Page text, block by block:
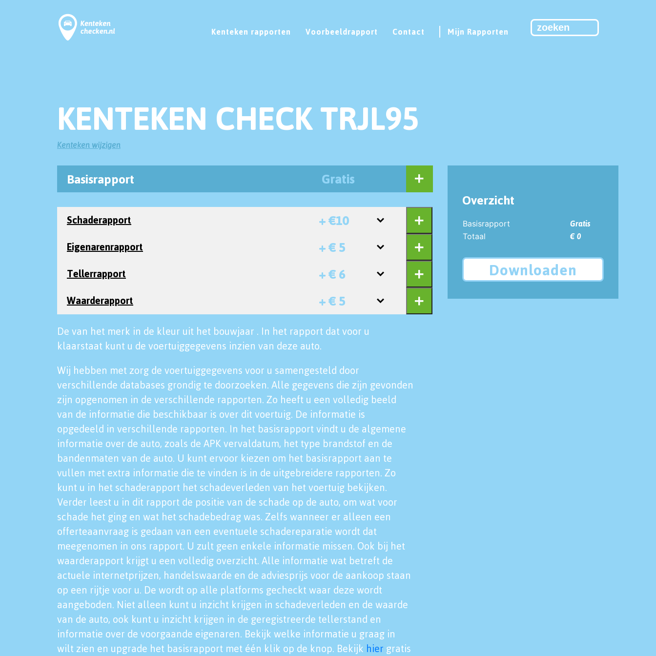
Kenteken rapporten Voorbeeldrapport Contact Mijn Rapporten
KENTEKEN CHECK TRJL95
Kenteken wijzigen
Basisrapport Gratis
Schaderapport + €10
Eigenarenrapport + € 5
Tellerrapport + € 6
Waarderapport + € 5
De van het merk in de kleur uit het bouwjaar . In het rapport dat voor u
klaarstaat kunt u de voertuiggegevens inzien van deze auto.
Wij hebben met zorg de voertuiggegevens voor u samengesteld door
verschillende databases grondig te doorzoeken. Alle gegevens die zijn gevonden
zijn opgenomen in de verschillende rapporten. Zo heeft u een volledig beeld
van de informatie die beschikbaar is over dit voertuig. De informatie is
opgedeeld in verschillende rapporten. In het basisrapport vindt u de algemene
informatie over de auto, zoals de APK vervaldatum, het type brandstof en de
bandenmaten van de auto. U kunt ervoor kiezen om het basisrapport aan te
vullen met extra informatie die te vinden is in de uitgebreidere rapporten. Zo
kunt u in het schaderapport het schadeverleden van het voertuig bekijken.
Verder leest u in dit rapport de positie van de schade op de auto, om wat voor
schade het ging en wat het schadebedrag was. Zelfs wanneer er alleen een
offerteaanvraag is gedaan van een eventuele schadereparatie wordt dat
meegenomen in ons rapport. U zult geen enkele informatie missen. Ook bij het
waarderapport krijgt u een volledig overzicht. Alle informatie wat betreft de
actuele internetprijzen, handelswaarde en de adviesprijs voor de aankoop staan
op een rijtje voor u. De wordt op alle platforms gecheckt waar deze wordt
aangeboden. Niet alleen kunt u inzicht krijgen in schadeverleden en de waarde
van de auto, ook kunt u inzicht krijgen in de geregistreerde tellerstand en
informatie over de voorgaande eigenaren. Bekijk welke informatie u graag in
wilt zien en upgrade het basisrapport met één klik op de knop. Bekijk hier gratis
Overzicht
Basisrapport
Gratis
Totaal
€ 0
Downloaden